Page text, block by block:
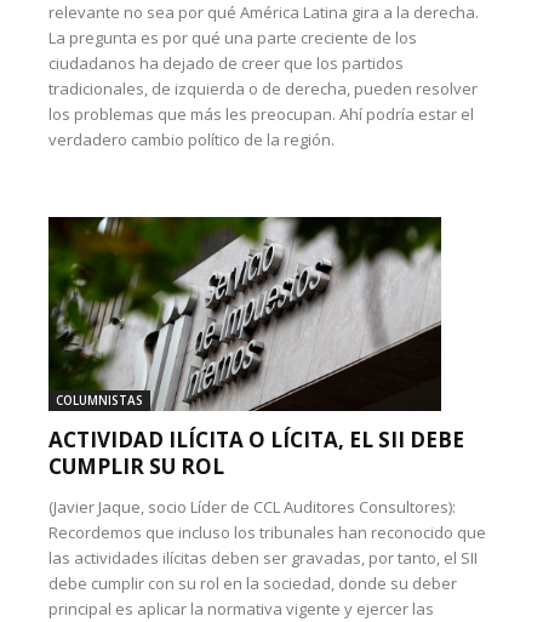
relevante no sea por qué América Latina gira a la derecha.
La pregunta es por qué una parte creciente de los
ciudadanos ha dejado de creer que los partidos
tradicionales, de izquierda o de derecha, pueden resolver
los problemas que más les preocupan. Ahí podría estar el
verdadero cambio político de la región.
COLUMNISTAS
ACTIVIDAD ILÍCITA O LÍCITA, EL SII DEBE
CUMPLIR SU ROL
(Javier Jaque, socio Líder de CCL Auditores Consultores):
Recordemos que incluso los tribunales han reconocido que
las actividades ilícitas deben ser gravadas, por tanto, el SII
debe cumplir con su rol en la sociedad, donde su deber
principal es aplicar la normativa vigente y ejercer las